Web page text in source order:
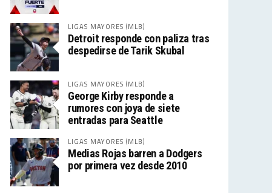
LIGAS MAYORES (MLB)
Detroit responde con paliza tras
despedirse de Tarik Skubal
LIGAS MAYORES (MLB)
George Kirby responde a
rumores con joya de siete
entradas para Seattle
LIGAS MAYORES (MLB)
Medias Rojas barren a Dodgers
por primera vez desde 2010